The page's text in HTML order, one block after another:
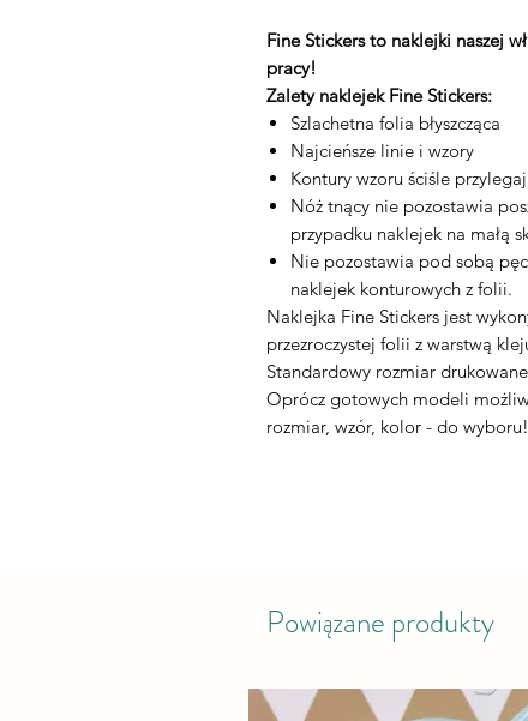
Fine Stickers to naklejki naszej
pracy!
Zalety naklejek Fine Stickers:
Szlachetna folia błyszcząca
Najcieńsze linie i wzory
Kontury wzoru ściśle
Nóż tnący nie pozostawia
przypadku naklejek na małą
Nie pozostawia pod sobą
naklejek konturowych z folii.
Naklejka Fine Stickers jest
przezroczystej folii z warstwą
Standardowy rozmiar
Oprócz gotowych modeli
rozmiar, wzór, kolor - do wyboru!
Powiązane produkty